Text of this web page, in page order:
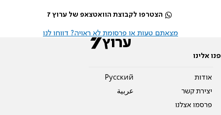
הצטרפו לקבוצת הוואטצאפ של ערוץ 7
מצאתם טעות או פרסומת לא ראויה? דווחו לנו
פנו אלינו
אודות
יצירת קשר
פרסמו אצלנו
Pусский
عربية